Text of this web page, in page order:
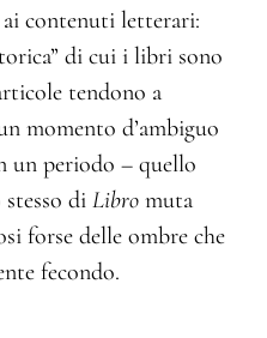
contenuti letterari:
di cui i libri sono
tendono a
momento d’ambiguo
un periodo – quello
di Libro muta
forse delle ombre che
fecondo.